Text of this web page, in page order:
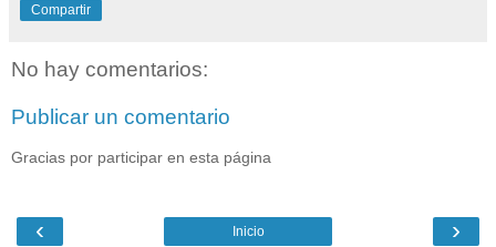
Compartir
No hay comentarios:
Publicar un comentario
Gracias por participar en esta página
‹ ›
Inicio